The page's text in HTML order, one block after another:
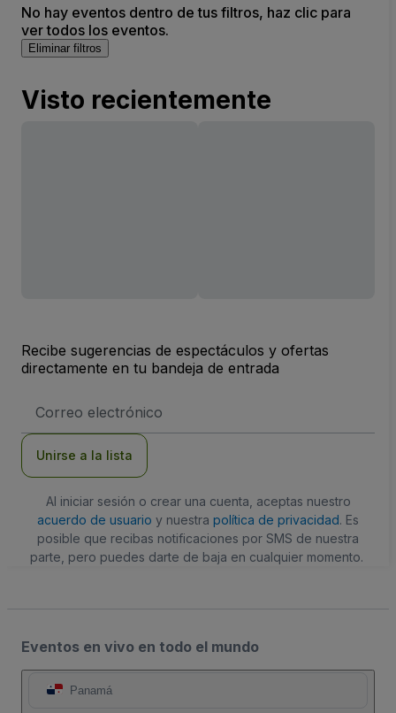
No hay eventos dentro de tus filtros, haz clic para
ver todos los eventos.
Eliminar filtros
Visto recientemente
Recibe sugerencias de espectáculos y ofertas
directamente en tu bandeja de entrada
de
Unirse a la lista
Al iniciar sesión o crear una cuenta, aceptas nuestro
acuerdo de usuario y nuestra política de privacidad. Es
posible que recibas notificaciones por SMS de nuestra
parte, pero puedes darte de baja en cualquier momento.
Eventos en vivo en todo el mundo
Panamá